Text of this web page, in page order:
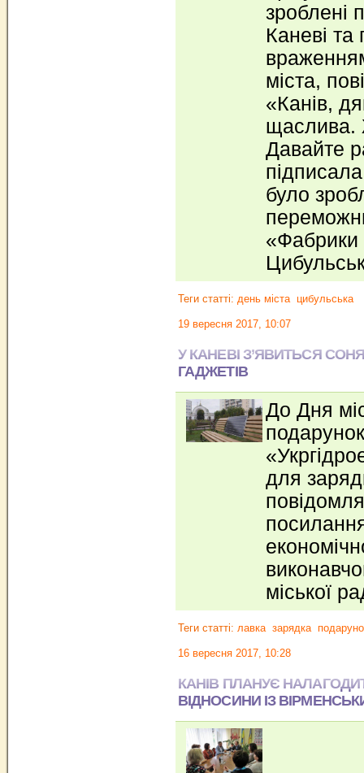
зроблені
Каневі та
міста,
«Канів,
щаслива.
Давайте
було
«Фабрики
Теги статті: день міста цибульська
19 вересня 2017, 10:07
У КАНЕВІ З’ЯВИТЬСЯ
ГАДЖЕТІВ
До Дня
для
міської
Теги статті: лавка зарядка
16 вересня 2017, 10:28
КАНІВ ПЛАНУЄ
ВІДНОСИНИ ІЗ